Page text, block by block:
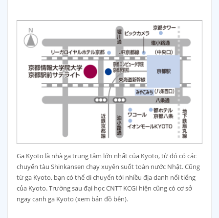
Ga Kyoto là nhà ga trung tâm lớn nhất của Kyoto, từ đó có các
chuyến tàu Shinkansen chạy xuyên suốt toàn nước Nhật. Cũng
từ ga Kyoto, bạn có thể di chuyển tới nhiều địa danh nổi tiếng
của Kyoto. Trường sau đại học CNTT KCGI hiện cũng có cơ sở
ngay cạnh ga Kyoto (xem bản đồ bên).